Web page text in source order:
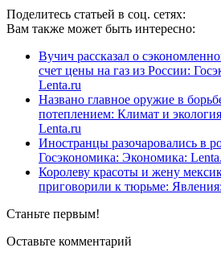
Поделитесь статьей в соц. сетях:
Вам также может быть интересно:
Вучич рассказал о
счет цены на газ из России:
Lenta.ru
Названо главное оружие в
потеплением: Климат и
Lenta.ru
Иностранцы разочаровались в
Госэкономика: Экономика:
Королеву красоты и жену
приговорили к тюрьме:
Станьте первым!
Оставьте комментарий